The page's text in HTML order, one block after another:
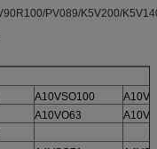
PV089/K5V200/
A10VSO100
A10VO63